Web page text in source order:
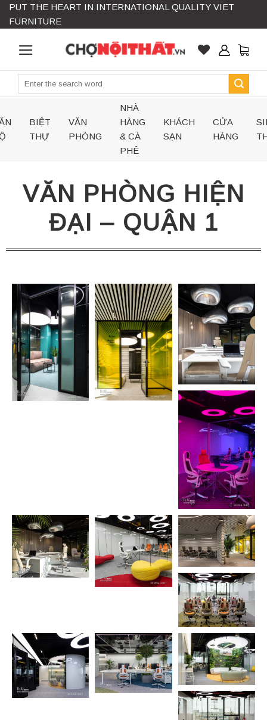
Skip
PUT THE HEART IN INTERNATIONAL QUALITY VIET
FURNITURE
Search
BIỆT
THỰ
VĂN
PHÒNG
NHÀ
HÀNG
& CÀ
PHÊ
KHÁCH
SẠN
CỬA
HÀNG
VĂN PHÒNG HIỆN
ĐẠI – QUẬN 1